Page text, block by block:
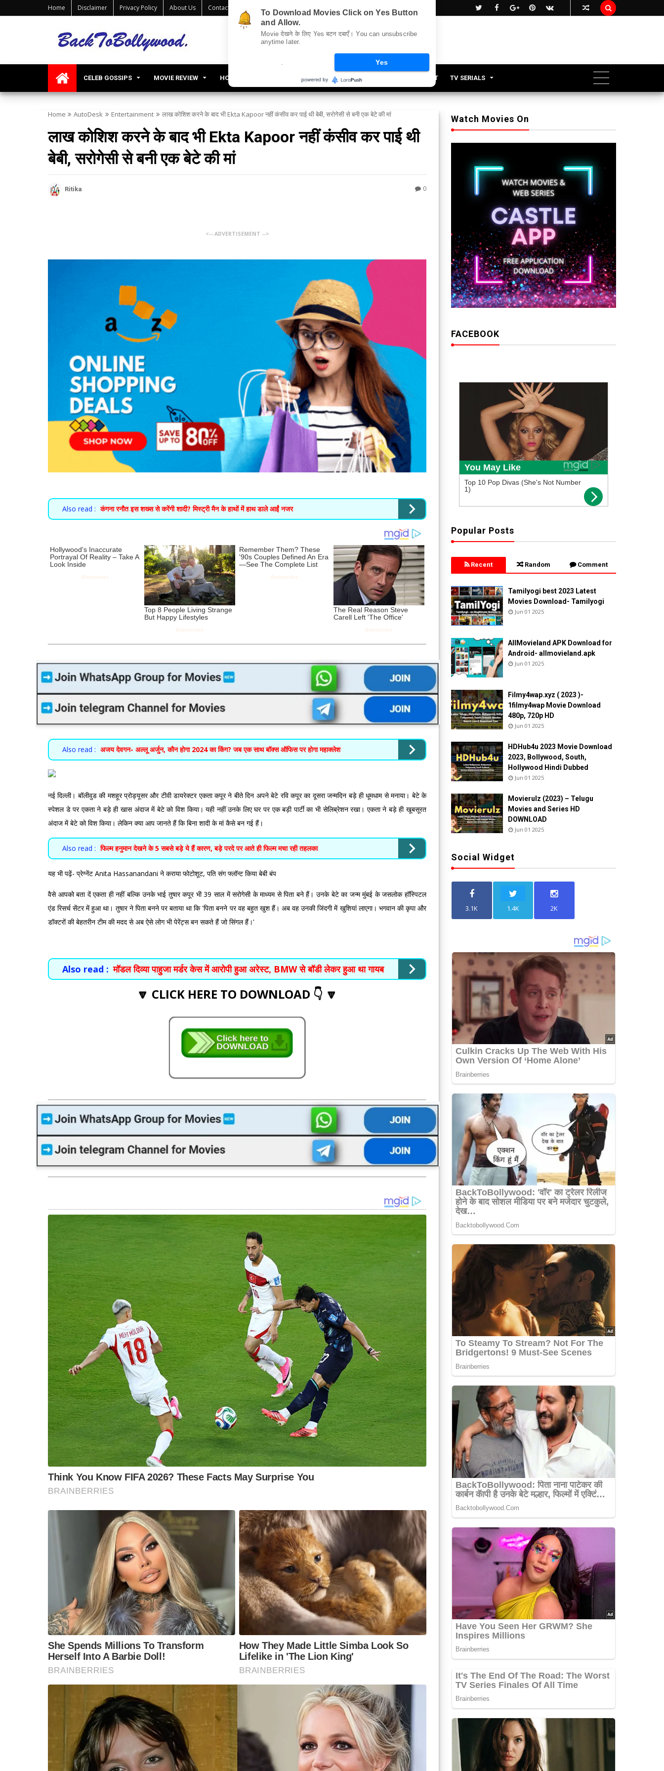
Home Disclaimer Privacy Policy About Us Contact Us Sitemap 
CELEB GOSSIPS MOVIE REVIEW HOLLYWOOD UPDATES LIFESTYLE OFFBEAT TV SERIALS
Home AutoDesk Entertainment लाख कोशिश करने के बाद भी Ekta Kapoor नहीं कंसीव कर पाई थी बेबी, सरोगेसी से बनी एक बेटे की मां
लाख कोशिश करने के बाद भी Ekta Kapoor नहीं कंसीव कर पाई थी
बेबी, सरोगेसी से बनी एक बेटे की मां
Ritika 0
<-- ADVERTISEMENT -->
Also read : कंगना रनौत इस शख्स से करेंगी शादी? मिस्ट्री मैन के हाथों में हाथ डाले आईं नजर
Also read : अजय देवगन- अल्लू अर्जुन, कौन होगा 2024 का किंग? जब एक साथ बॉक्स ऑफिस पर होगा महाक्लेश
नई दिल्ली। बॉलीवुड की मशहूर प्रोड्यूसर और टीवी डायरेक्टर एकता कपूर ने बीते दिन अपने बेटे रवि कपूर का दूसरा जन्मदिन बड़े ही धूमधाम से मनाया। बेटे के
स्पेशल डे पर एकता ने बड़े ही खास अंदाज में बेटे को विश किया। यही नहीं उनके लिए घर पर एक बड़ी पार्टी का भी सेलिब्रेशन रखा। एकता ने बड़े ही खूबसूरत
अंदाज में बेटे को विश किया। लेकिन क्या आप जानते हैं कि बिना शादी के मां कैसे बन गई हैं।
Also read : फिल्म हनुमान देखने के 5 सबसे बड़े ये हैं कारण, बड़े परदे पर आते ही फिल्म मचा रही तहलका
यह भी पढ़ें- प्रेग्नेंट Anita Hassanandani ने कराया फोटोशूट, पति संग फ्लॉन्ट किया बेबी बंप
वैसे आपको बता दें एकता ही नहीं बल्कि उनके भाई तुषार कपूर भी 39 साल में सरोगेसी के माध्यम से पिता बने हैं। उनके बेटे का जन्म मुंबई के जसलोक हॉस्पिटल
एंड रिसर्च सेंटर में हुआ था। तुषार ने पिता बनने पर बताया था कि 'पिता बनने पर वह बहुत खुश हैं। अब वह उनकी जिंदगी में खुशियां लाएगा। भगवान की कृपा और
डॉक्टरों की बेहतरीन टीम की मदद से अब ऐसे लोग भी पेरेंट्स बन सकते हैं जो सिंगल हैं।'
Also read : मॉडल दिव्या पाहुजा मर्डर केस में आरोपी हुआ अरेस्ट, BMW से बॉडी लेकर हुआ था गायब
🔽 CLICK HERE TO DOWNLOAD 👇 🔽
Watch Movies On
FACEBOOK
Popular Posts
Recent Random Comment
Tamilyogi best 2023 Latest
Movies Download- Tamilyogi
Jun 01 2025
AllMovieland APK Download for
Android- allmovieland.apk
Jun 01 2025
Filmy4wap.xyz ( 2023 )-
1filmy4wap Movie Download
480p, 720p HD
Jun 01 2025
HDHub4u 2023 Movie Download
2023, Bollywood, South,
Hollywood Hindi Dubbed
Jun 01 2025
Movierulz (2023) – Telugu
Movies and Series HD
DOWNLOAD
Jun 01 2025
Social Widget
3.1K 1.4K 2K
To Download Movies Click on Yes Button
and Allow.
Movie देखने के लिए Yes बटन दबाएँ। You can unsubscribe
anytime later.
Yes